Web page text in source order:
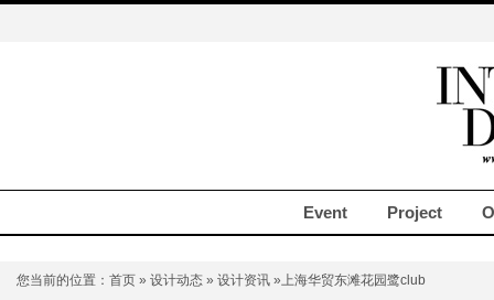
Event Project
您当前的位置： 首页 » 设计动态 » 设计资讯 »上海华贸东滩花园鹭club